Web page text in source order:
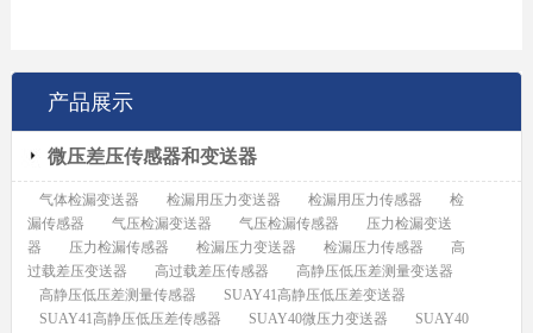
产品展示
微压差压传感器和变送器
气体检漏变送器 检漏用压力变送器 检漏用压力传感器
检
漏传感器
气压检漏变送器 气压检漏传感器
压力检漏变送
器
压力检漏传感器 检漏压力变送器 检漏压力传感器
高
过载差压变送器
高过载差压传感器
高静压低压差测量变送器
高静压低压差测量传感器
SUAY41高静压低压差变送器
SUAY41高静压低压差传感器
SUAY40微压力变送器
SUAY40